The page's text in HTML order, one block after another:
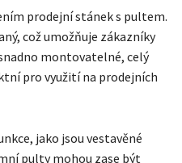
prodejní stánek s pultem.
což umožňuje zákazníky
montovatelné, celý
pro využití na prodejních
jako jsou vestavěné
pulty mohou zase být